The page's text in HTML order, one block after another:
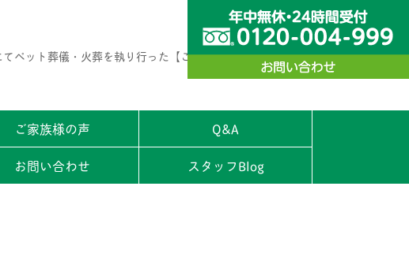
ペット葬儀・火葬を執り行った【ご家族様の声】
ご家族様の声
Q&A
お問い合わせ スタッフBlog